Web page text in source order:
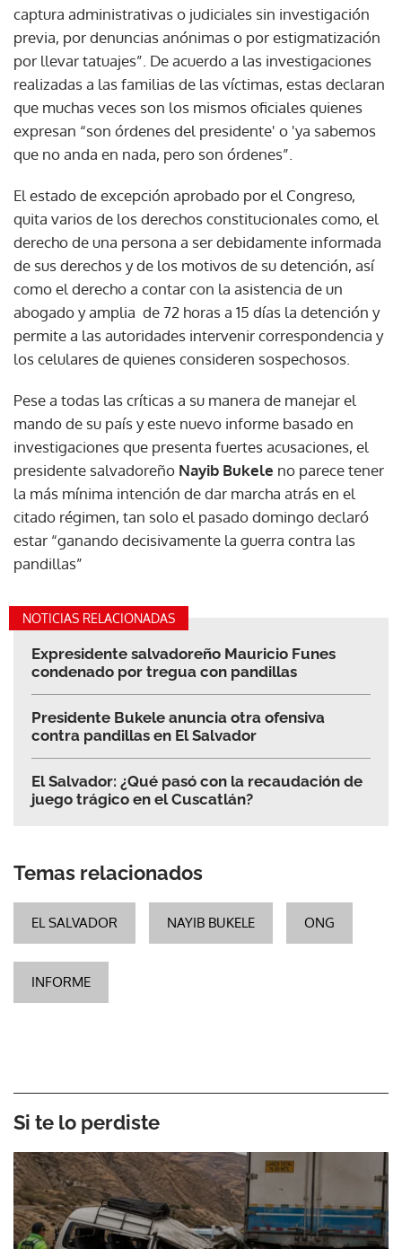
captura administrativas o judiciales sin investigación
previa, por denuncias anónimas o por estigmatización
por llevar tatuajes”. De acuerdo a las investigaciones
realizadas a las familias de las víctimas, estas declaran
que muchas veces son los mismos oficiales quienes
expresan “son órdenes del presidente' o 'ya sabemos
que no anda en nada, pero son órdenes”.
El estado de excepción aprobado por el Congreso,
quita varios de los derechos constitucionales como, el
derecho de una persona a ser debidamente informada
de sus derechos y de los motivos de su detención, así
como el derecho a contar con la asistencia de un
abogado y amplia de 72 horas a 15 días la detención y
permite a las autoridades intervenir correspondencia y
los celulares de quienes consideren sospechosos.
Pese a todas las críticas a su manera de manejar el
mando de su país y este nuevo informe basado en
investigaciones que presenta fuertes acusaciones, el
presidente salvadoreño Nayib Bukele no parece tener
la más mínima intención de dar marcha atrás en el
citado régimen, tan solo el pasado domingo declaró
estar “ganando decisivamente la guerra contra las
pandillas”
NOTICIAS RELACIONADAS
Expresidente salvadoreño Mauricio Funes
condenado por tregua con pandillas
Presidente Bukele anuncia otra ofensiva
contra pandillas en El Salvador
El Salvador: ¿Qué pasó con la recaudación de
juego trágico en el Cuscatlán?
Temas relacionados
EL SALVADOR NAYIB BUKELE ONG
INFORME
Si te lo perdiste